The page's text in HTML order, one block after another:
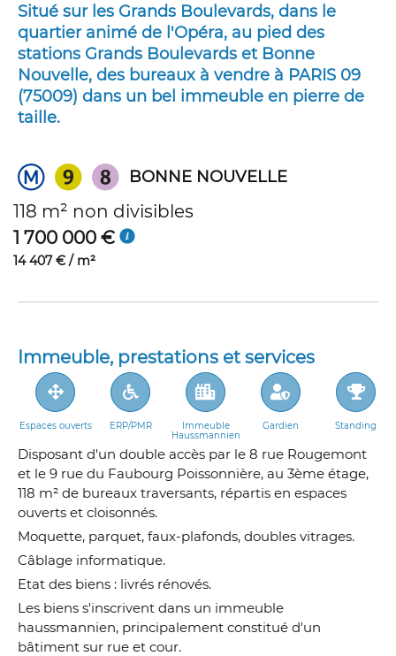
Situé sur les Grands Boulevards, dans le
quartier animé de l'Opéra, au pied des
stations Grands Boulevards et Bonne
Nouvelle, des bureaux à vendre à PARIS 09
(75009) dans un bel immeuble en pierre de
taille.
BONNE NOUVELLE
118 m² non divisibles
1 700 000 €
14 407 € / m²
Immeuble, prestations et services
Espaces ouverts ERP/PMR
Immeuble
Haussmannien
Gardien Standing
Disposant d'un double accès par le 8 rue Rougemont
et le 9 rue du Faubourg Poissonnière, au 3ème étage,
118 m² de bureaux traversants, répartis en espaces
ouverts et cloisonnés.
Moquette, parquet, faux-plafonds, doubles vitrages.
Câblage informatique.
Etat des biens : livrés rénovés.
Les biens s'inscrivent dans un immeuble
haussmannien, principalement constitué d'un
bâtiment sur rue et cour.